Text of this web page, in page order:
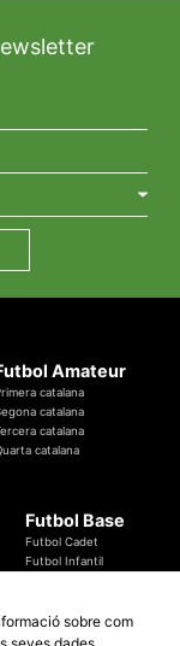
Amateur
catalana
catalana
catalana
catalana
Futbol Base
Futbol Cadet
Futbol Infantil
sobre com